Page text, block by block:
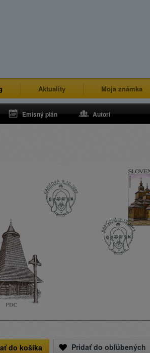
Aktuality Moja známka
Emisný plán Autori
do košíka Pridať do obľúbených